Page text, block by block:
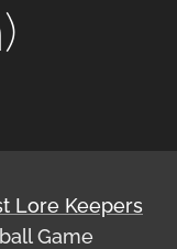
Lore Keepers
Game